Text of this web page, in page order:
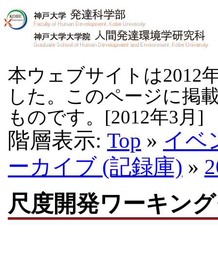
本ウェブサイトは2012
した。このページに掲
ものです。[2012年3月]
階層表示: Top » イベ
ーカイブ (記録庫) »
尺度開発ワーキン